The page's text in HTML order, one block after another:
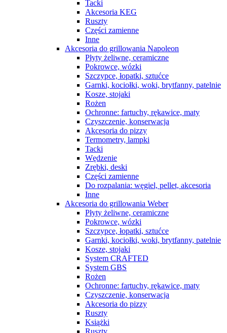
Tacki
Akcesoria KEG
Ruszty
Części zamienne
Inne
Akcesoria do grillowania Napoleon
Płyty żeliwne, ceramiczne
Pokrowce, wózki
Szczypce, łopatki, sztućce
Garnki, kociołki, woki, brytfanny, patelnie
Kosze, stojaki
Rożen
Ochronne: fartuchy, rękawice, maty
Czyszczenie, konserwacja
Akcesoria do pizzy
Termometry, lampki
Tacki
Wędzenie
Zrębki, deski
Części zamienne
Do rozpalania: węgiel, pellet, akcesoria
Inne
Akcesoria do grillowania Weber
Płyty żeliwne, ceramiczne
Pokrowce, wózki
Szczypce, łopatki, sztućce
Garnki, kociołki, woki, brytfanny, patelnie
Kosze, stojaki
System CRAFTED
System GBS
Rożen
Ochronne: fartuchy, rękawice, maty
Czyszczenie, konserwacja
Akcesoria do pizzy
Ruszty
Książki
Ruszty